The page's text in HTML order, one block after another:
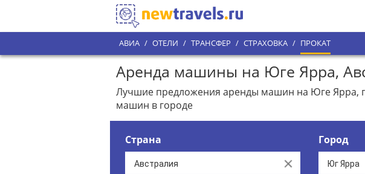
АВИА / ОТЕЛИ / ТРАНСФЕР / СТРАХОВКА / ПРОКАТ
Аренда машины на Юге Ярра,
Лучшие предложения аренды машин на Юге Ярра,
машин в городе
Страна
Clear
Город